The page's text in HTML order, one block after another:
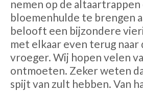
nemen op de altaartrappen
bloemenhulde te brengen
belooft een bijzondere
met elkaar even terug naar
vroeger. Wij hopen velen
ontmoeten. Zeker weten
spijt van zult hebben. Van